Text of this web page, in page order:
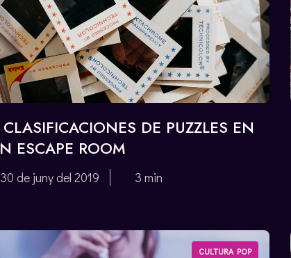
DE PUZZLES EN
ESCAPE ROOM
30 de juny del 2019 3 min
CULTURA POP